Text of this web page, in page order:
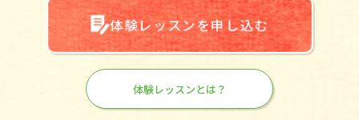
体験レッスンを申し込む
体験レッスンとは？